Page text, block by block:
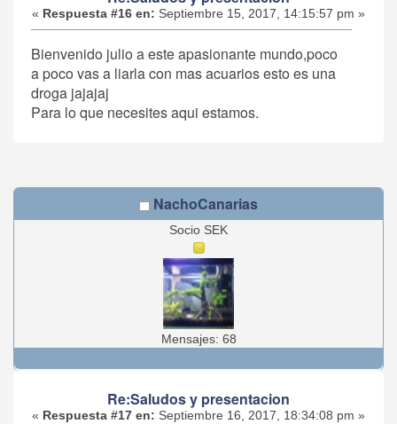
« Respuesta #16 en: Septiembre 15, 2017, 14:15:57 pm »
Bienvenido julio a este apasionante mundo,poco
a poco vas a liarla con mas acuarios esto es una
droga jajajaj
Para lo que necesites aqui estamos.
NachoCanarias
Socio SEK
Mensajes: 68
Re:Saludos y presentacion
« Respuesta #17 en: Septiembre 16, 2017, 18:34:08 pm »